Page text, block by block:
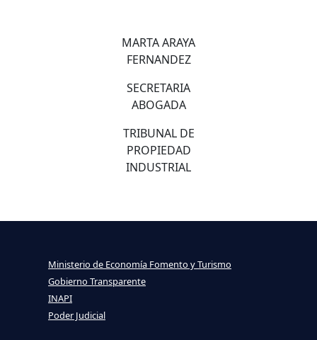
MARTA ARAYA
FERNANDEZ
SECRETARIA
ABOGADA
TRIBUNAL DE
PROPIEDAD
INDUSTRIAL
Ministerio de Economía Fomento y Turismo
Gobierno Transparente
INAPI
Poder Judicial